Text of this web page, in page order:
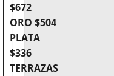
$672
ORO $504
PLATA
$336
TERRAZAS